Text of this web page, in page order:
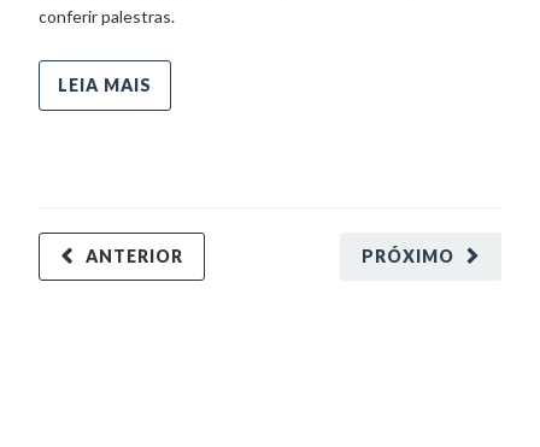
conferir palestras.
LEIA MAIS
PRÓXIMO
ANTERIOR